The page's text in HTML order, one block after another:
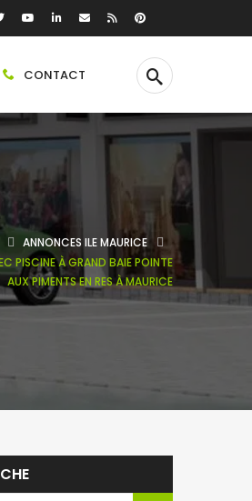
CONTACT
ANNONCES ILE MAURICE
PISCINE À GRAND BAIE POINTE
AUX PIMENTS EN RES À MAURICE